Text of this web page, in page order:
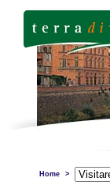
Home >